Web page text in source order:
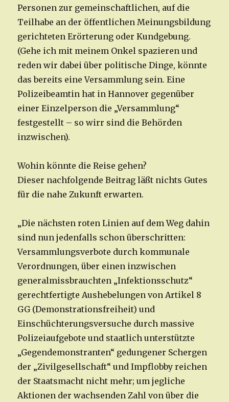
Personen zur gemeinschaftlichen, auf die
Teilhabe an der öffentlichen Meinungsbildung
gerichteten Erörterung oder Kundgebung.
(Gehe ich mit meinem Onkel spazieren und
reden wir dabei über politische Dinge, könnte
das bereits eine Versammlung sein. Eine
Polizeibeamtin hat in Hannover gegenüber
einer Einzelperson die „Versammlung“
festgestellt – so wirr sind die Behörden
inzwischen).
Wohin könnte die Reise gehen?
Dieser nachfolgende Beitrag läßt nichts Gutes
für die nahe Zukunft erwarten.
„Die nächsten roten Linien auf dem Weg dahin
sind nun jedenfalls schon überschritten:
Versammlungsverbote durch kommunale
Verordnungen, über einen inzwischen
generalmissbrauchten „Infektionsschutz“
gerechtfertigte Aushebelungen von Artikel 8
GG (Demonstrationsfreiheit) und
Einschüchterungsversuche durch massive
Polizeiaufgebote und staatlich unterstützte
„Gegendemonstranten“ gedungener Schergen
der „Zivilgesellschaft“ und Impflobby reichen
der Staatsmacht nicht mehr; um jegliche
Aktionen der wachsenden Zahl von über die